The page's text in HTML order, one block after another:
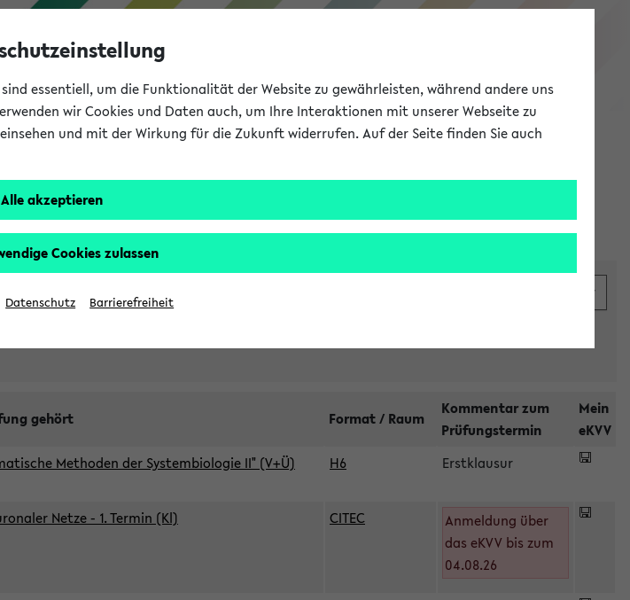
eKVV
gehört Format / Raum
Kommentar zum
Prüfungstermin
Mein
eKVV
Methoden der Systembiologie II" (V+Ü)
H6 Erstklausur
Netze - 1. Termin (Kl) CITEC
Anmeldung über
das eKVV bis zum
04.08.26
essentiell, um die Funktionalität der Website zu gewährleisten, während andere uns
wir Cookies und Daten auch, um Ihre Interaktionen mit unserer Webseite zu
einsehen und mit der Wirkung für die Zukunft widerrufen. Auf der Seite finden Sie auch
Alle akzeptieren
Cookies zulassen
Datenschutz Barrierefreiheit